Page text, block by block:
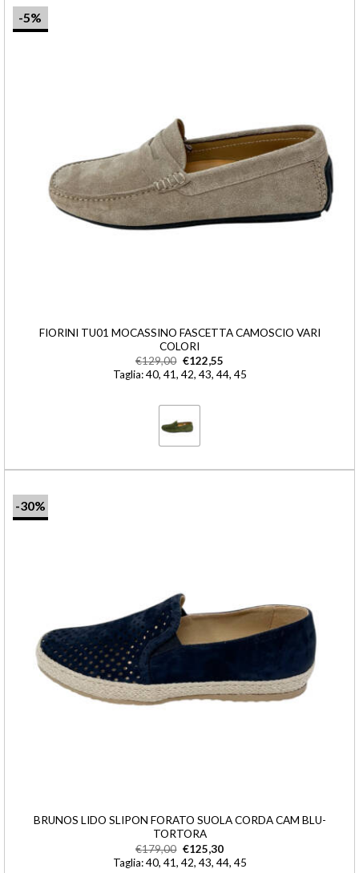
-5%
FIORINI TU01 MOCASSINO FASCETTA CAMOSCIO VARI
COLORI
€129,00 €122,55
Taglia: 40, 41, 42, 43, 44, 45
-30%
BRUNOS LIDO SLIPON FORATO SUOLA CORDA CAM BLU-
TORTORA
€179,00 €125,30
Taglia: 40, 41, 42, 43, 44, 45